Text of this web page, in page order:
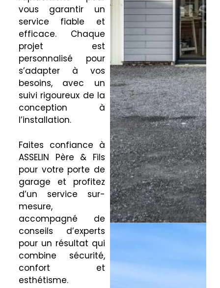
vous garantir un
service fiable et
efficace. Chaque
projet est
personnalisé pour
s’adapter à vos
besoins, avec un
suivi rigoureux de la
conception à
l’installation.
Faites confiance à
ASSELIN Père & Fils
pour votre porte de
garage et profitez
d’un service sur-
mesure,
accompagné de
conseils d’experts
pour un résultat qui
combine sécurité,
confort et
esthétisme.